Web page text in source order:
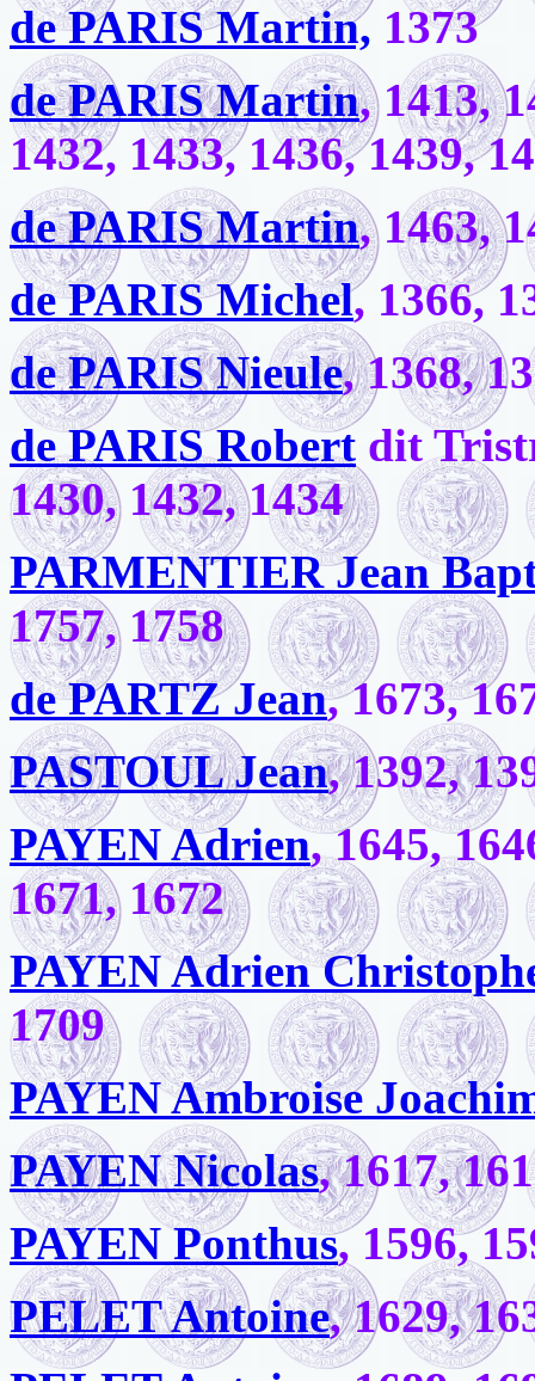
de PARIS Martin, 1373
de PARIS Martin, 1413,
1432, 1433, 1436, 1439,
de PARIS Martin, 1463,
de PARIS Michel, 1366,
de PARIS Nieule, 1368,
de PARIS Robert dit
1430, 1432, 1434
PARMENTIER Jean
1757, 1758
de PARTZ Jean, 1673,
PASTOUL Jean, 1392,
PAYEN Adrien, 1645,
1671, 1672
PAYEN Adrien
1709
PAYEN Ambroise
PAYEN Nicolas, 1617,
PAYEN Ponthus, 1596,
PELET Antoine, 1629,